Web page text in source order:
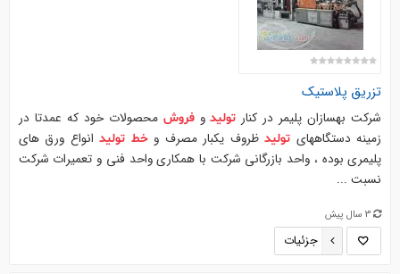
تزریق پلاستیک
شرکت بهسازان پلیمر در کنار تولیدوفروش محصولات خود که عمدتا در
زمینه دستگاههای تولیدظروف یکبار مصرف وخط تولیدانواع ورق های
پلیمری بوده ، واحد بازرگانی شرکت با همکاری واحد فنی و تعمیرات شرکت
نسبت ...
3 سال پیش
جزئیات